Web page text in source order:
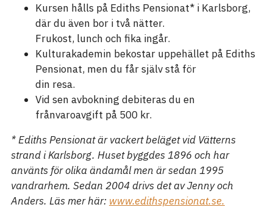
Kursen hålls på Ediths Pensionat* i Karlsborg,
där du även bor i två nätter.
Frukost, lunch och fika ingår.
Kulturakademin bekostar uppehället på Ediths
Pensionat, men du får själv stå för
din resa.
Vid sen avbokning debiteras du en
frånvaroavgift på 500 kr.
* Ediths Pensionat är vackert beläget vid Vätterns
strand i Karlsborg. Huset byggdes 1896 och har
använts för olika ändamål men är sedan 1995
vandrarhem. Sedan 2004 drivs det av Jenny och
Anders. Läs mer här: www.edithspensionat.se.